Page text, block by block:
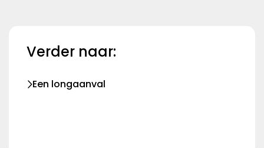
Verder naar:
Een longaanval